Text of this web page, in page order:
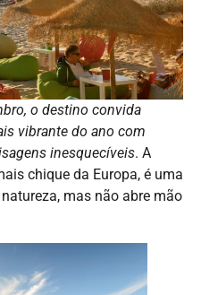
o destino convida
vibrante do ano com
inesquecíveis. A
chique da Europa, é uma
mas não abre mão